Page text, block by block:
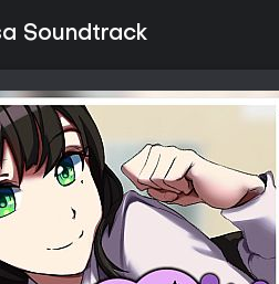
Soundtrack